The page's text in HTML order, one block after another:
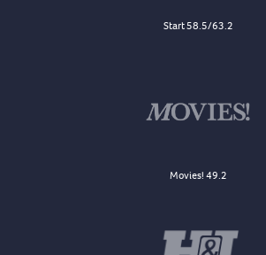
Start 58.5/63.2
Movies! 49.2